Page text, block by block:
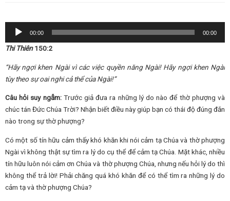
Audio
00:00 00:00
Thi Thiên150:2
“Hãy ngợi khen Ngài vì các việc quyền năng Ngài! Hãy ngợi khen Ngài
tùy theo sự oai nghi cả thể của Ngài!”
Câu hỏi suy ngẫm:Trước giả đưa ra những lý do nào để thờ phượng và
chúc tán Đức Chúa Trời? Nhận biết điều này giúp bạn có thái độ đúng đắn
nào trong sự thờ phượng?
Có một số tín hữu cảm thấy khó khăn khi nói cảm tạ Chúa và thờ phượng
Ngài vì không thật sự tìm ra lý do cụ thể để cảm tạ Chúa. Mặt khác, nhiều
tín hữu luôn nói cảm ơn Chúa và thờ phượng Chúa, nhưng nếu hỏi lý do thì
không thể trả lời! Phải chăng quá khó khăn để có thể tìm ra những lý do
cảm tạ và thờ phượng Chúa?